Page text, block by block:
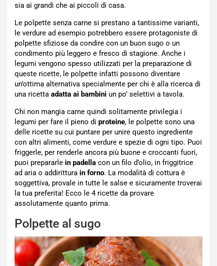
sia ai grandi che ai piccoli di casa.
Le polpette senza carne si prestano a tantissime varianti,
le verdure ad esempio potrebbero essere protagoniste di
polpette sfiziose da condire con un buon sugo o un
condimento più leggero e fresco di stagione. Anche i
legumi vengono spesso utilizzati per la preparazione di
queste ricette, le polpette infatti possono diventare
un’ottima alternativa specialmente per chi è alla ricerca di
una ricetta adatta ai bambini un po’ selettivi a tavola.
Chi non mangia carne quindi solitamente privilegia i
legumi per fare il pieno di proteine, le polpette sono una
delle ricette su cui puntare per unire questo ingrediente
con altri alimenti, come verdure e spezie di ogni tipo. Puoi
friggerle, per renderle ancora più buone e croccanti fuori,
puoi prepararle in padella con un filo d’olio, in friggitrice
ad aria o addirittura in forno. La modalità di cottura è
soggettiva, provale in tutte le salse e sicuramente troverai
la tua preferita! Ecco le 4 ricette da provare
assolutamente quanto prima.
Polpette al sugo